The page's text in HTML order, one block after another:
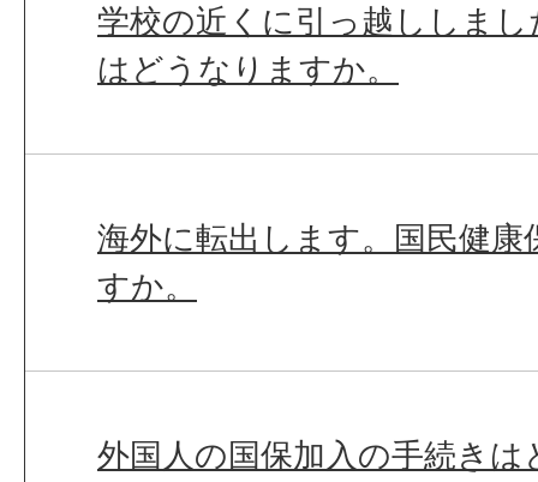
学校の近くに引っ越ししま
はどうなりますか。
海外に転出します。国民健
すか。
外国人の国保加入の手続き